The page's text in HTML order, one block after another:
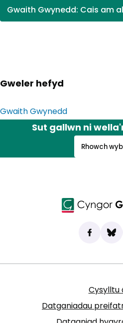
Gwaith Gwynedd: Cais am
(yn agor
Gweler hefyd
Gwaith Gwynedd
Sut gallwn ni
Rhowch
Dod o
(yn agor
(yn
Cysylltu
Datganiadau